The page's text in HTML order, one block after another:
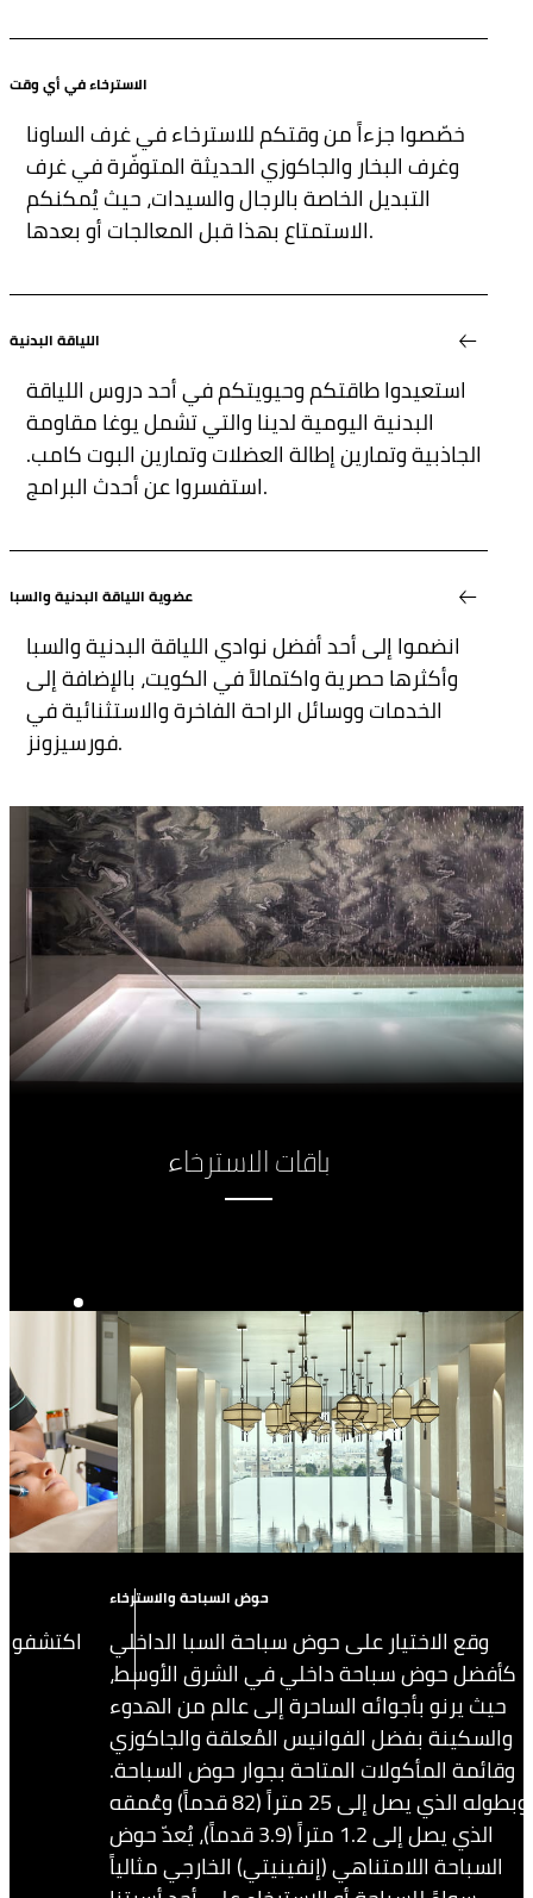
الاسترخاء في أي وقت
خصّصوا جزءاً من وقتكم للاسترخاء في غرف الساونا
وغرف البخار والجاكوزي الحديثة المتوفّرة في غرف
التبديل الخاصة بالرجال والسيدات، حيث يُمكنكم
الاستمتاع بهذا قبل المعالجات أو بعدها.
اللياقة البدنية
استعيدوا طاقتكم وحيويتكم في أحد دروس اللياقة
البدنية اليومية لدينا والتي تشمل يوغا مقاومة
الجاذبية وتمارين إطالة العضلات وتمارين البوت كامب.
استفسروا عن أحدث البرامج.
عضوية اللياقة البدنية والسبا
انضموا إلى أحد أفضل نوادي اللياقة البدنية والسبا
وأكثرها حصرية واكتمالاً في الكويت، بالإضافة إلى
الخدمات ووسائل الراحة الفاخرة والاستثنائية في
فورسيزونز.
باقات الاسترخاء
حوض السباحة والاسترخاء
وقع الاختيار على حوض سباحة السبا الداخلي
كأفضل حوض سباحة داخلي في الشرق الأوسط،
حيث يرنو بأجوائه الساحرة إلى عالم من الهدوء
والسكينة بفضل الفوانيس المُعلقة والجاكوزي
وقائمة المأكولات المتاحة بجوار حوض السباحة.
وبطوله الذي يصل إلى 25 متراً (82 قدماً) وعُمقه
الذي يصل إلى 1.2 متراً (3.9 قدماً)، يُعدّ حوض
السباحة اللامتناهي (إنفينيتي) الخارجي مثالياً